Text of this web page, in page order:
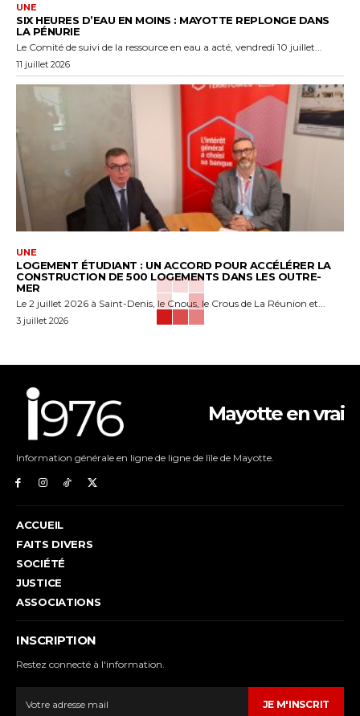
UNE
SIX HEURES D’EAU EN MOINS : MAYOTTE REPLONGE DANS
LA PÉNURIE
Le Comité de suivi de la ressource en eau a acté, vendredi 10 juillet...
11 juillet 2026
UNE
LOGEMENT ÉTUDIANT : UN ACCORD POUR ACCÉLÉRER LA
CONSTRUCTION DE 500 LOGEMENTS DANS LES OUTRE-
MER
Le 2 juillet 2026 à Saint-Denis, le Cnous, le Crous de La Réunion et...
3 juillet 2026